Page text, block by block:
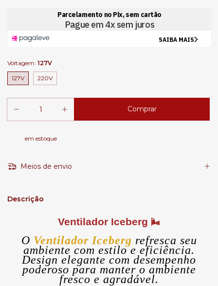
Voltagem: 127V
127V 220V
em estoque
Meios de envio
Descrição
Ventilador Iceberg 🌬️
O Ventilador Iceberg refresca seu
ambiente com estilo e eficiência.
Design elegante com desempenho
poderoso para manter o ambiente
fresco e agradável.